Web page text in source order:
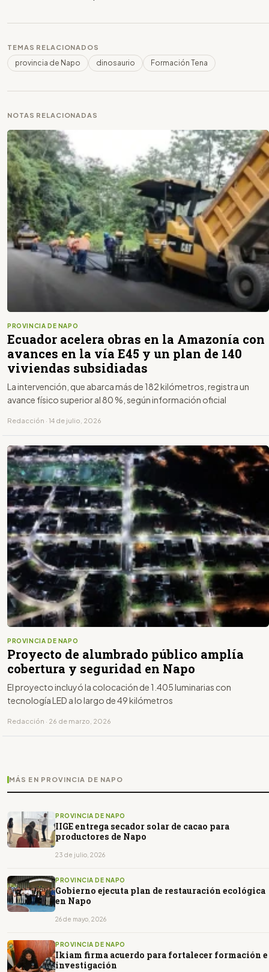
TEMAS RELACIONADOS
provincia de Napo dinosaurio Formación Tena
NOTAS RELACIONADAS
PROVINCIA DE NAPO
Ecuador acelera obras en la Amazonía con
avances en la vía E45 y un plan de 140
viviendas subsidiadas
La intervención, que abarca más de 182 kilómetros, registra un
avance físico superior al 80 %, según información oficial
Redacción · 14 de julio, 2026
PROVINCIA DE NAPO
Proyecto de alumbrado público amplía
cobertura y seguridad en Napo
El proyecto incluyó la colocación de 1.405 luminarias con
tecnología LED a lo largo de 49 kilómetros
Redacción · 26 de marzo, 2026
MÁS EN PROVINCIA DE NAPO
PROVINCIA DE NAPO
IIGE entrega secador solar de cacao para
productores de Napo
23 de julio, 2026
PROVINCIA DE NAPO
Gobierno ejecuta plan de restauración ecológica
en Napo
26 de mayo, 2026
PROVINCIA DE NAPO
Ikiam firma acuerdo para fortalecer formación e
investigación